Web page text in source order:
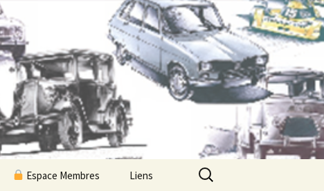
Espace Membres Liens
Rechercher :